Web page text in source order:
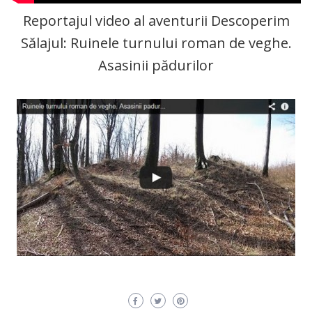
Reportajul video al aventurii Descoperim
Sălajul: Ruinele turnului roman de veghe.
Asasinii pădurilor